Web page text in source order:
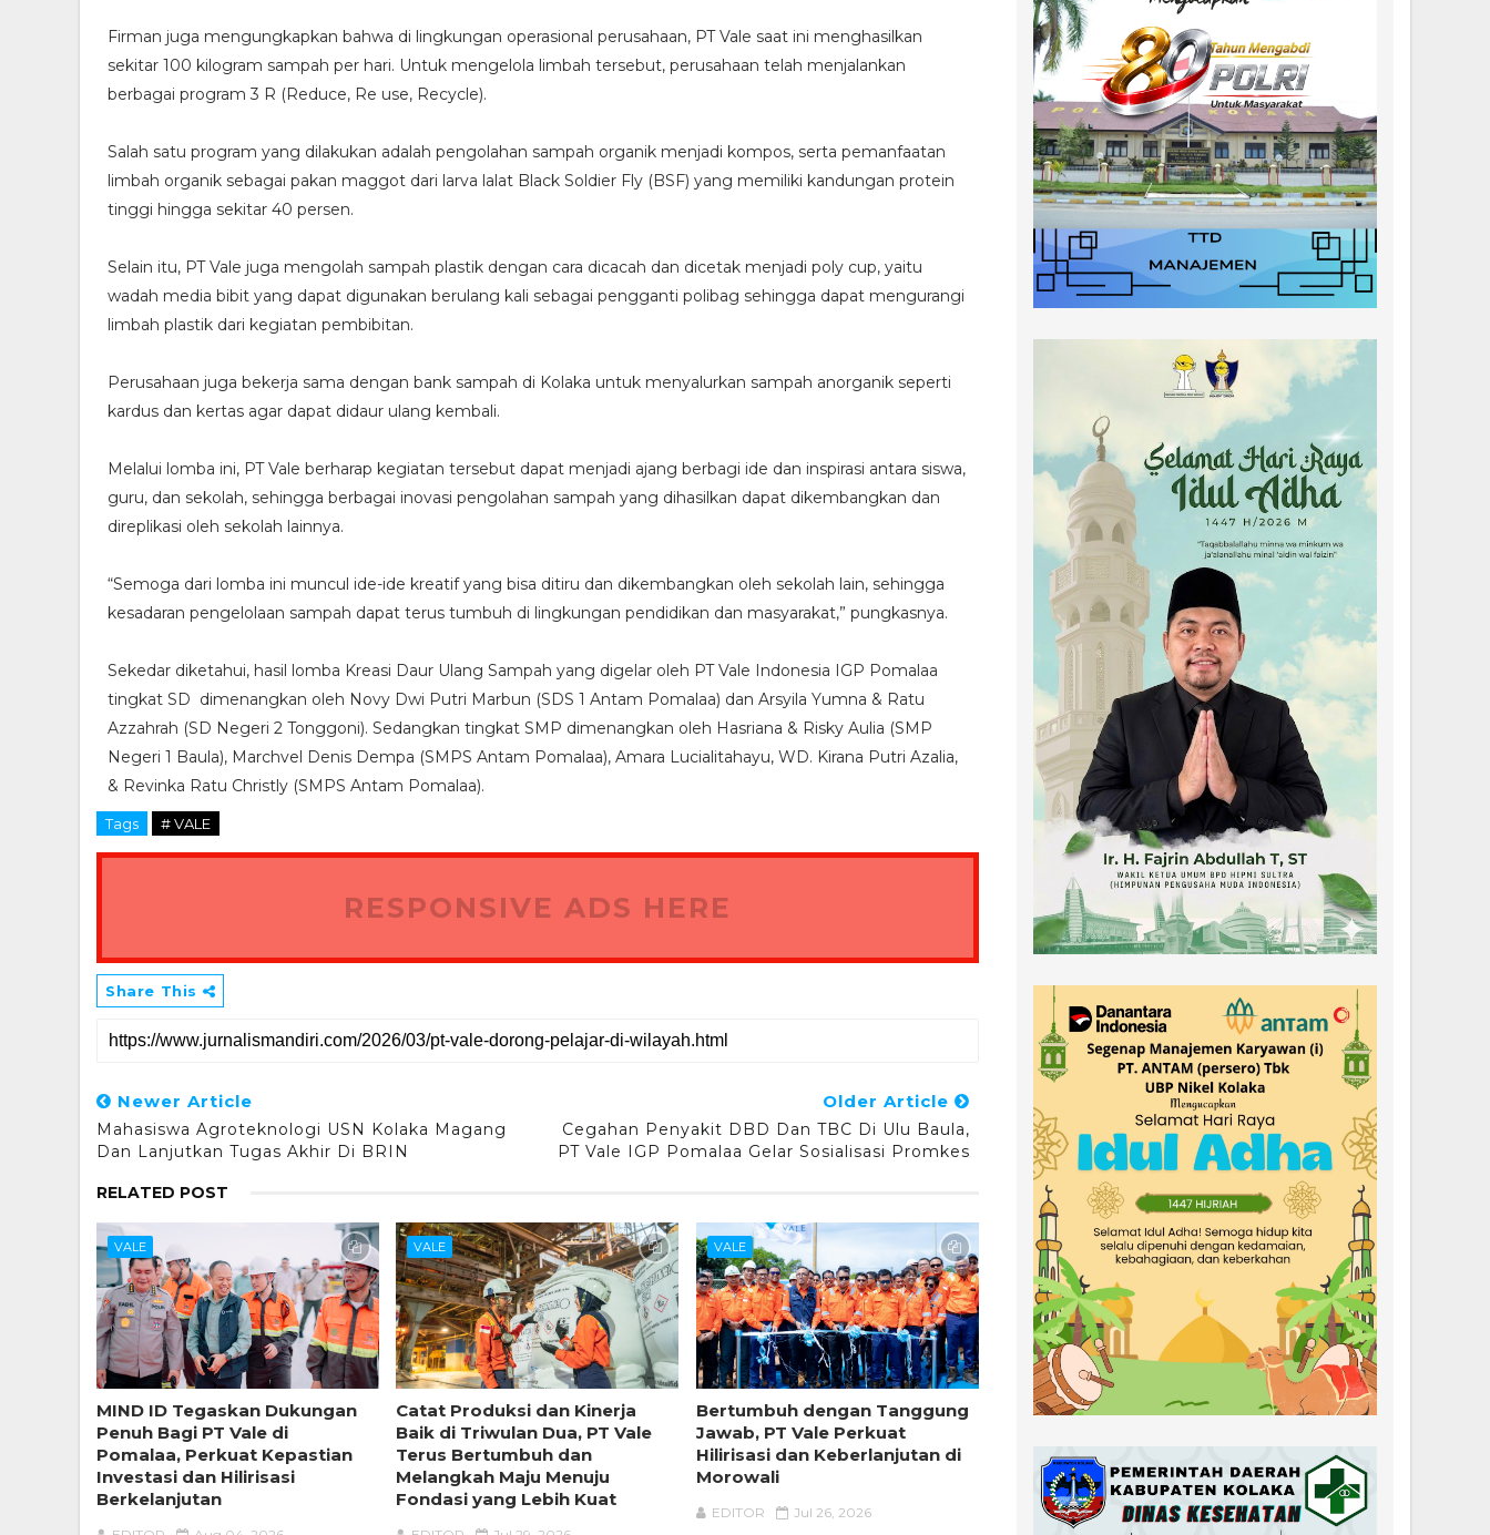
Firman juga mengungkapkan bahwa di lingkungan operasional perusahaan, PT Vale saat ini menghasilkan
sekitar 100 kilogram sampah per hari. Untuk mengelola limbah tersebut, perusahaan telah menjalankan
berbagai program 3 R (Reduce, Re use, Recycle).
Salah satu program yang dilakukan adalah pengolahan sampah organik menjadi kompos, serta pemanfaatan
limbah organik sebagai pakan maggot dari larva lalat Black Soldier Fly (BSF) yang memiliki kandungan protein
tinggi hingga sekitar 40 persen.
Selain itu, PT Vale juga mengolah sampah plastik dengan cara dicacah dan dicetak menjadi poly cup, yaitu
wadah media bibit yang dapat digunakan berulang kali sebagai pengganti polibag sehingga dapat mengurangi
limbah plastik dari kegiatan pembibitan.
Perusahaan juga bekerja sama dengan bank sampah di Kolaka untuk menyalurkan sampah anorganik seperti
kardus dan kertas agar dapat didaur ulang kembali.
Melalui lomba ini, PT Vale berharap kegiatan tersebut dapat menjadi ajang berbagi ide dan inspirasi antara siswa,
guru, dan sekolah, sehingga berbagai inovasi pengolahan sampah yang dihasilkan dapat dikembangkan dan
direplikasi oleh sekolah lainnya.
“Semoga dari lomba ini muncul ide-ide kreatif yang bisa ditiru dan dikembangkan oleh sekolah lain, sehingga
kesadaran pengelolaan sampah dapat terus tumbuh di lingkungan pendidikan dan masyarakat,” pungkasnya.
Sekedar diketahui, hasil lomba Kreasi Daur Ulang Sampah yang digelar oleh PT Vale Indonesia IGP Pomalaa
tingkat SD dimenangkan oleh Novy Dwi Putri Marbun (SDS 1 Antam Pomalaa) dan Arsyila Yumna & Ratu
Azzahrah (SD Negeri 2 Tonggoni). Sedangkan tingkat SMP dimenangkan oleh Hasriana & Risky Aulia (SMP
Negeri 1 Baula), Marchvel Denis Dempa (SMPS Antam Pomalaa), Amara Lucialitahayu, WD. Kirana Putri Azalia,
& Revinka Ratu Christly (SMPS Antam Pomalaa).
Tags # VALE
RESPONSIVE ADS HERE
Share This
Newer Article
Mahasiswa Agroteknologi USN Kolaka Magang
Dan Lanjutkan Tugas Akhir Di BRIN
Older Article
Cegahan Penyakit DBD Dan TBC Di Ulu Baula,
PT Vale IGP Pomalaa Gelar Sosialisasi Promkes
RELATED POST
VALE
MIND ID Tegaskan Dukungan
Penuh Bagi PT Vale di
Pomalaa, Perkuat Kepastian
Investasi dan Hilirisasi
Berkelanjutan
VALE
Catat Produksi dan Kinerja
Baik di Triwulan Dua, PT Vale
Terus Bertumbuh dan
Melangkah Maju Menuju
Fondasi yang Lebih Kuat
VALE
Bertumbuh dengan Tanggung
Jawab, PT Vale Perkuat
Hilirisasi dan Keberlanjutan di
Morowali
EDITOR Jul 26, 2026